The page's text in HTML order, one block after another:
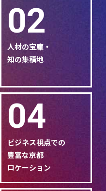
02
人材の宝庫・
知の集積地
04
ビジネス視点での
豊富な京都
ロケーション